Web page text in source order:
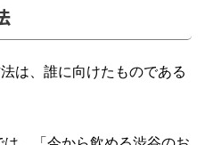
は、誰に向けたものである